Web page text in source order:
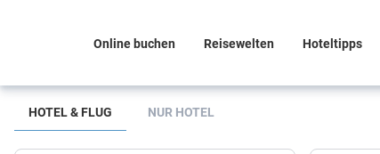
Online buchen Reisewelten Hoteltipps
Suchlistenseite
HOTEL & FLUG NUR HOTEL